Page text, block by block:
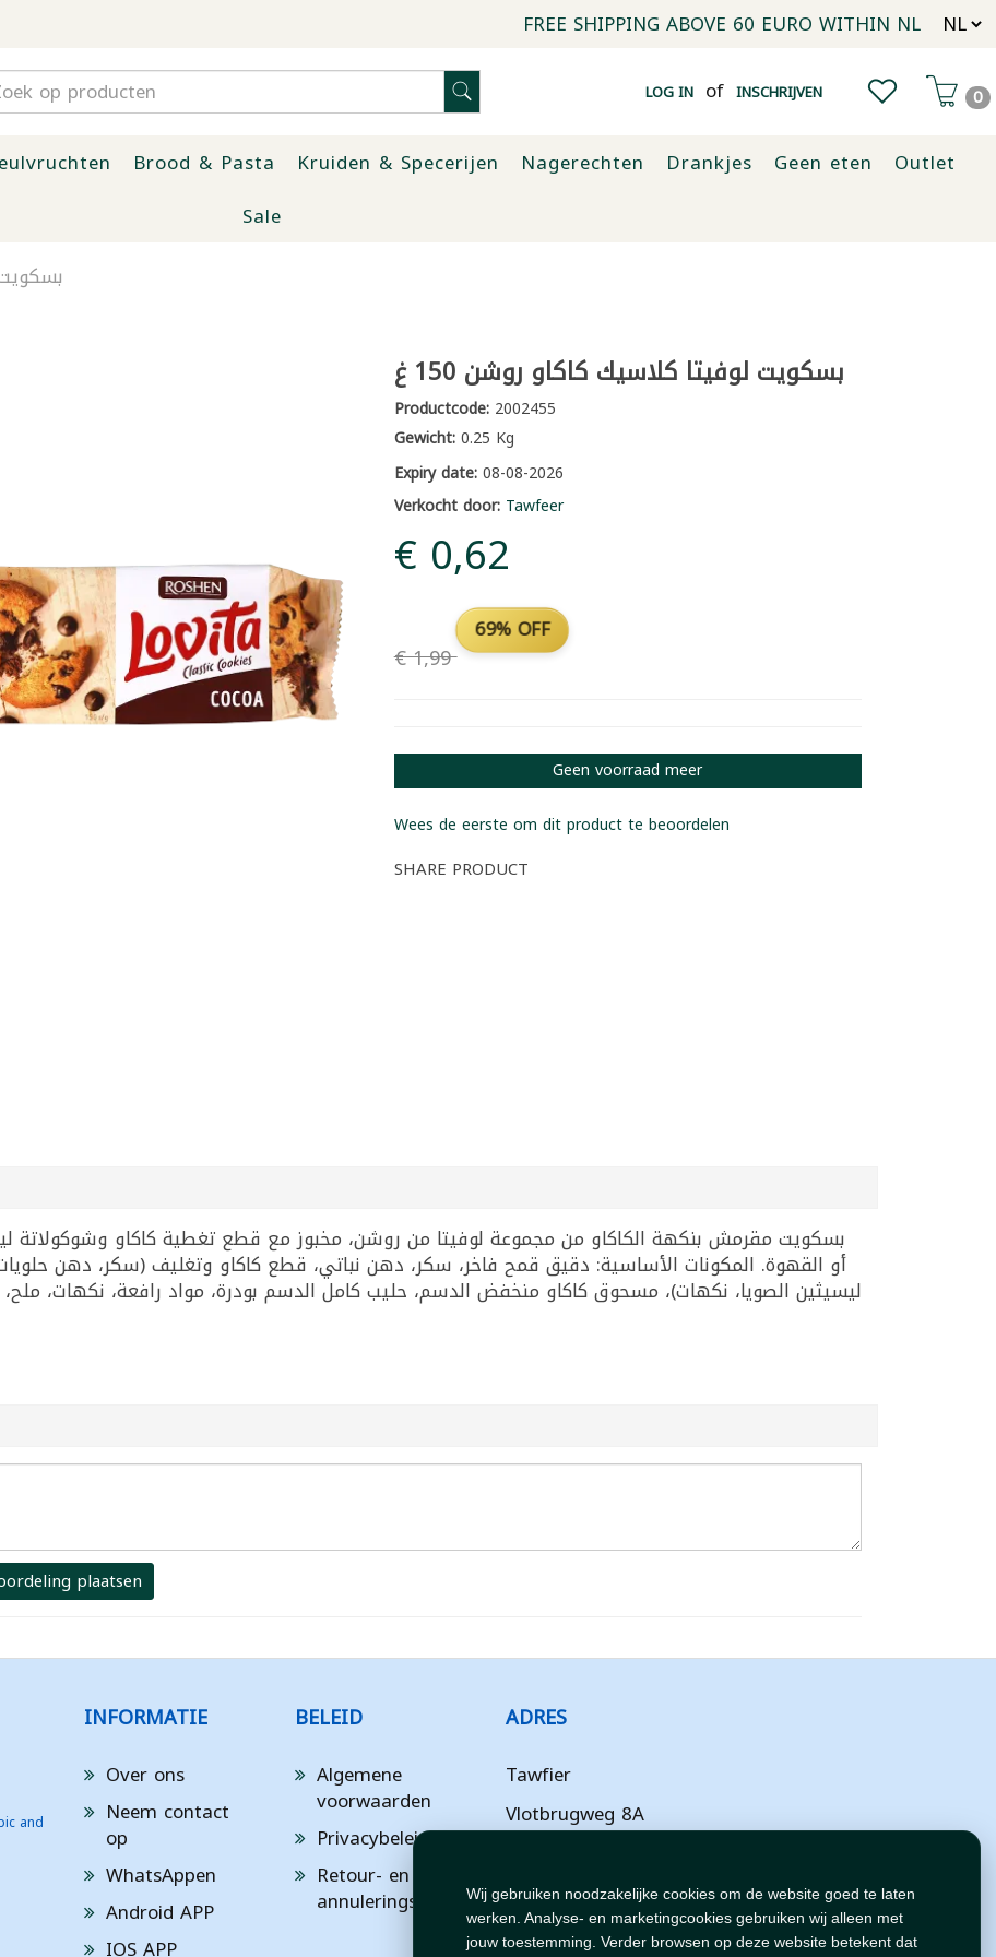
Wij gebruiken noodzakelijke cookies om de website goed te laten
werken. Analyse- en marketingcookies gebruiken wij alleen met
jouw toestemming. Verder browsen op deze website betekent dat
FREE SHIPPING ABOVE 60 EURO WITHIN NL
LOG IN of INSCHRIJVEN 0
Brood & Pasta Kruiden & Specerijen Nagerechten Drankjes Geen eten
Outlet
Sale
بسكويت
بسكويت لوفيتا كلاسيك كاكاو روشن 150 غ
Productcode:2002455
Gewicht:0.25 Kg
Expiry date:08-08-2026
Verkocht door: Tawfeer
€ 0,62
€ 1,99
69% OFF
Geen voorraad meer
Wees de eerste om dit product te beoordelen
SHARE PRODUCT
بسكويت مقرمش بنكهة الكاكاو من مجموعة لوفيتا من روشن، مخبوز مع قطع تغطية كاكاو وشوكولاتة
أو القهوة. المكونات الأساسية: دقيق قمح فاخر، سكر، دهن نباتي، قطع كاكاو وتغليف (سكر، دهن
ليسيثين الصويا، نكهات)، مسحوق كاكاو منخفض الدسم، حليب كامل الدسم بودرة، مواد رافعة، نكهات،
plaatsen
and
INFORMATIE
Over ons
Neem contact
op
WhatsAppen
Android APP
IOS APP
BELEID
Algemene
voorwaarden
Privacybeleid
Retour- en
annuleringsbeleid
ADRES
Tawfier
Vlotbrugweg 8A
Flevoland
NL